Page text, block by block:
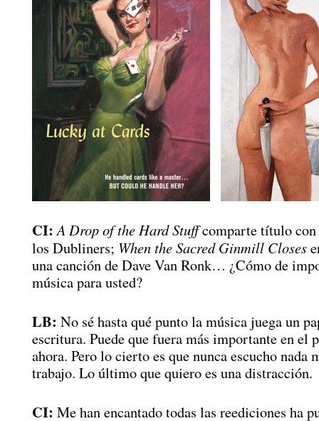
CI: A Drop of the Hard Stuffcomparte título con
los Dubliners; When the Sacred Ginmill Closes
una canción de Dave Van Ronk… ¿Cómo de
música para usted?
LB: No sé hasta qué punto la música juega un
escritura. Puede que fuera más importante en el
ahora. Pero lo cierto es que nunca escucho nada
trabajo. Lo último que quiero es una distracción.
CI: Me han encantado todas las reediciones ha